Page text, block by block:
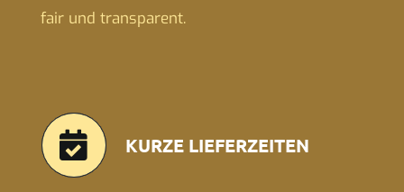
fair und transparent.
KURZE LIEFERZEITEN